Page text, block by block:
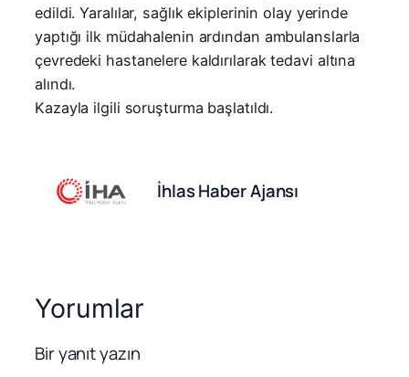
edildi. Yaralılar, sağlık ekiplerinin olay yerinde
yaptığı ilk müdahalenin ardından ambulanslarla
çevredeki hastanelere kaldırılarak tedavi altına
alındı.
Kazayla ilgili soruşturma başlatıldı.
İhlas Haber Ajansı
Yorumlar
Bir yanıt yazın